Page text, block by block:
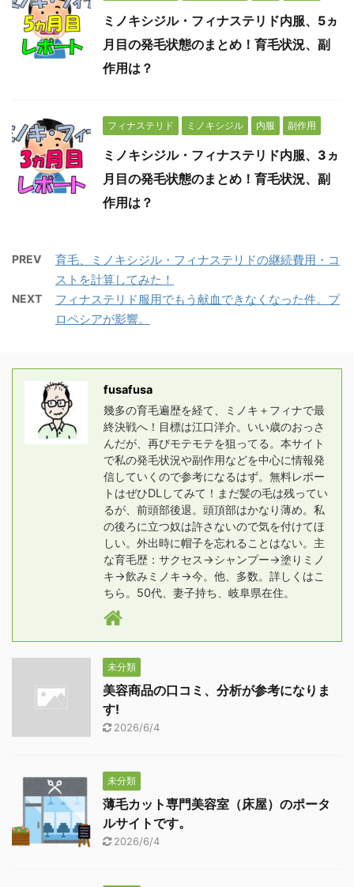
ミノキシジル・フィナステリド内服、5ヵ
月目の発毛状態のまとめ！育毛状況、副
作用は？
フィナステリド ミノキシジル 内服 副作用
ミノキシジル・フィナステリド内服、3ヵ
月目の発毛状態のまとめ！育毛状況、副
作用は？
PREV
育毛、ミノキシジル・フィナステリドの継続費用・コ
ストを計算してみた！
NEXT
フィナステリド服用でもう献血できなくなった件。プ
ロペシアが影響。
fusafusa
幾多の育毛遍歴を経て、ミノキ＋フィナで最
終決戦へ！目標は江口洋介。いい歳のおっさ
んだが、再びモテモテを狙ってる。本サイト
で私の発毛状況や副作用などを中心に情報発
信していくので参考になるはず。無料レポー
トはぜひDLしてみて！まだ髪の毛は残ってい
るが、前頭部後退。頭頂部はかなり薄め。私
の後ろに立つ奴は許さないので気を付けてほ
しい。外出時に帽子を忘れることはない。主
な育毛歴：サクセス→シャンプー→塗りミノ
キ→飲みミノキ→今。他、多数。詳しくはこ
ちら。50代、妻子持ち、岐阜県在住。
未分類
美容商品の口コミ、分析が参考になりま
す!
2026/6/4
未分類
薄毛カット専門美容室（床屋）のポータ
ルサイトです。
2026/6/4